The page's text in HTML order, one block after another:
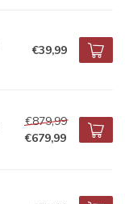
€39,99
€879,99
€679,99